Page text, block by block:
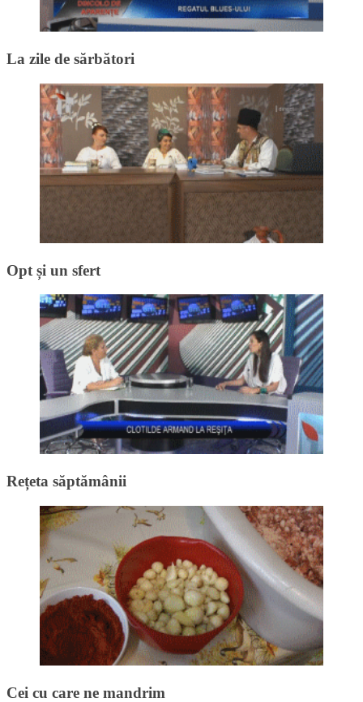
La zile de sărbători
Opt și un sfert
Rețeta săptămânii
Cei cu care ne mandrim